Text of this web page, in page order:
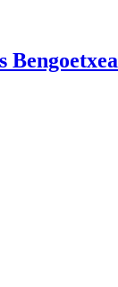
Bengoetxea